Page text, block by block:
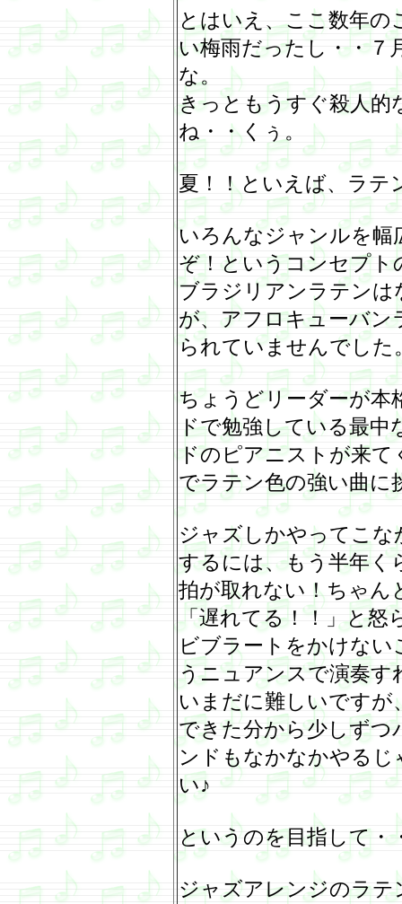
とはいえ、ここ数年の
い梅雨だったし・・７
な。
きっともうすぐ殺人的
ね・・くぅ。
夏！！といえば、ラテ
いろんなジャンルを
ぞ！というコンセプト
ブラジリアンラテン
が、アフロキューバ
られていませんでした
ちょうどリーダーが本
ドで勉強している最
ドのピアニストが来て
でラテン色の強い曲に
ジャズしかやってこ
するには、もう半年く
拍が取れない！ちゃん
「遅れてる！！」と怒
ビブラートをかけな
うニュアンスで演奏す
いまだに難しいですが
できた分から少しずつ
ンドもなかなかやる
い♪
というのを目指して・
ジャズアレンジのラテ